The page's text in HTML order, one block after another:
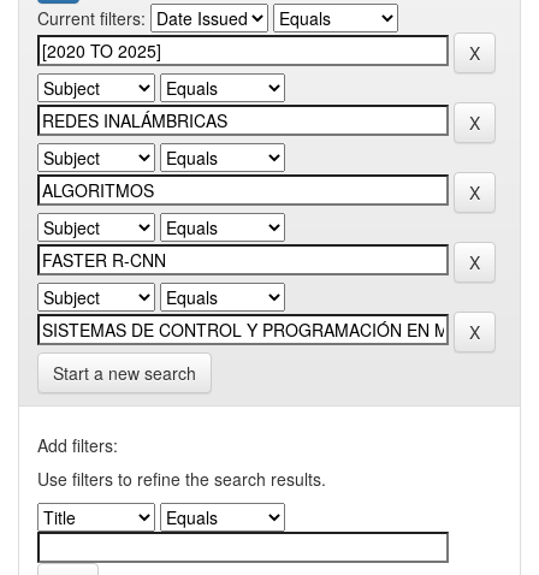
Current filters:
Start a new search
Add filters:
Use filters to refine the search results.